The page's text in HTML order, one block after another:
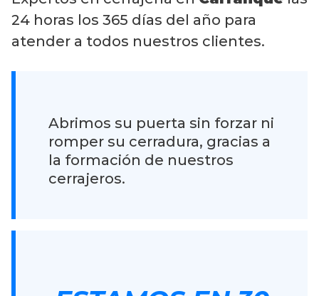
24 horas los 365 días del año para
atender a todos nuestros clientes.
Abrimos su puerta sin forzar ni
romper su cerradura, gracias a
la formación de nuestros
cerrajeros.